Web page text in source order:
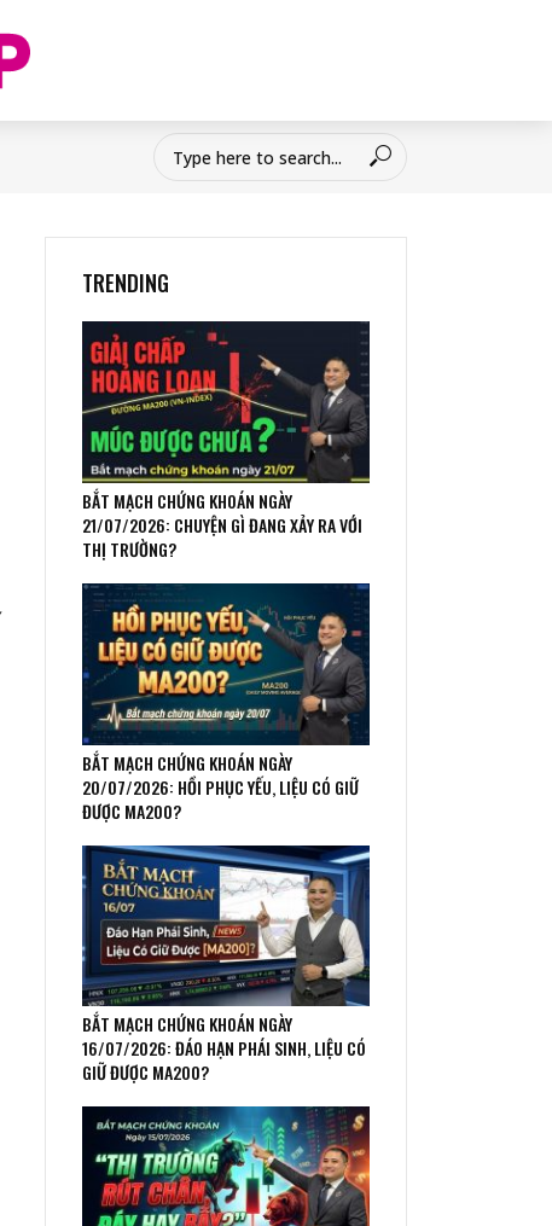
TRENDING
BẮT MẠCH CHỨNG KHOÁN NGÀY
21/07/2026: CHUYỆN GÌ ĐANG XẢY RA VỚI
THỊ TRƯỜNG?
BẮT MẠCH CHỨNG KHOÁN NGÀY
20/07/2026: HỒI PHỤC YẾU, LIỆU CÓ GIỮ
ĐƯỢC MA200?
BẮT MẠCH CHỨNG KHOÁN NGÀY
16/07/2026: ĐÁO HẠN PHÁI SINH, LIỆU CÓ
GIỮ ĐƯỢC MA200?